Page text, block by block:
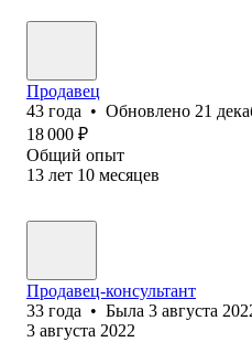
Продавец
43 года • Обновлено 21
18 000 ₽
Общий опыт
13 лет 10 месяцев
Продавец-консультант
33 года • Была 3 августа
3 августа 2022